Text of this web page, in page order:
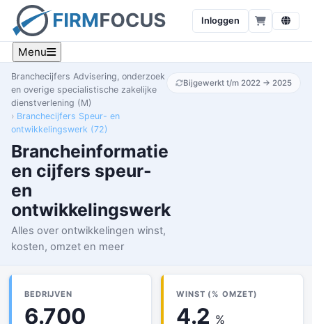
Inloggen
Menu
Branchecijfers Advisering, onderzoek
en overige specialistische zakelijke
dienstverlening (M)
Branchecijfers Speur- en
ontwikkelingswerk (72)
Brancheinformatie
en cijfers speur-
en
ontwikkelingswerk
Alles over ontwikkelingen winst,
kosten, omzet en meer
Bijgewerkt t/m 2022 → 2025
BEDRIJVEN
6.700
WINST (% OMZET)
4.2 %